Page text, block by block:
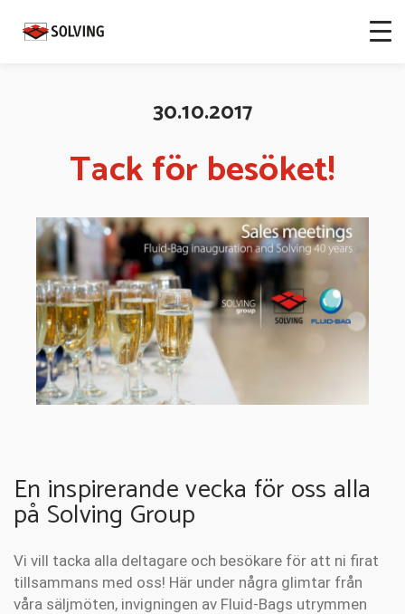
30.10.2017
Tack för besöket!
En inspirerande vecka för oss alla
på Solving Group
Vi vill tacka alla deltagare och besökare för att ni firat
tillsammans med oss! Här under några glimtar från
våra säljmöten, invigningen av Fluid-Bags utrymmen